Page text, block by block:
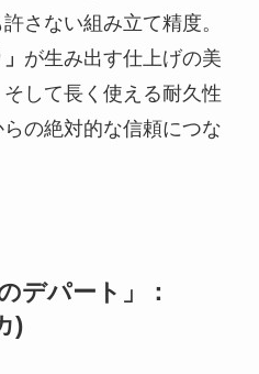
さない組み立て精度。
が生み出す仕上げの美
して長く使える耐久性
の絶対的な信頼につな
デパート」：
)